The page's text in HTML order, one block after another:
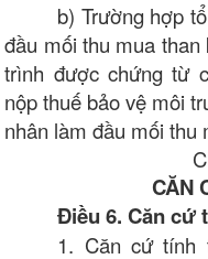
b) Trường hợp
đầu mối thu mua
trình được chứng từ
nộp thuế bảo vệ môi
nhân làm đầu mối thu
CĂN
Điều 6. Căn cứ
1. Căn cứ tính